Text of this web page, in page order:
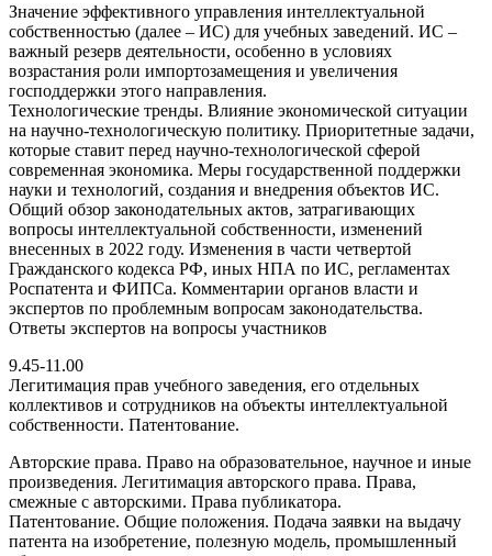
Значение эффективного управления интеллектуальной
собственностью (далее – ИС) для учебных заведений. ИС –
важный резерв деятельности, особенно в условиях
возрастания роли импортозамещения и увеличения
господдержки этого направления.
Технологические тренды. Влияние экономической ситуации
на научно-технологическую политику. Приоритетные задачи,
которые ставит перед научно-технологической сферой
современная экономика. Меры государственной поддержки
науки и технологий, создания и внедрения объектов ИС.
Общий обзор законодательных актов, затрагивающих
вопросы интеллектуальной собственности, изменений
внесенных в 2022 году. Изменения в части четвертой
Гражданского кодекса РФ, иных НПА по ИС, регламентах
Роспатента и ФИПСа. Комментарии органов власти и
экспертов по проблемным вопросам законодательства.
Ответы экспертов на вопросы участников
9.45-11.00
Легитимация прав учебного заведения, его отдельных
коллективов и сотрудников на объекты интеллектуальной
собственности. Патентование.
Авторские права. Право на образовательное, научное и иные
произведения. Легитимация авторского права. Права,
смежные с авторскими. Права публикатора.
Патентование. Общие положения. Подача заявки на выдачу
патента на изобретение, полезную модель, промышленный